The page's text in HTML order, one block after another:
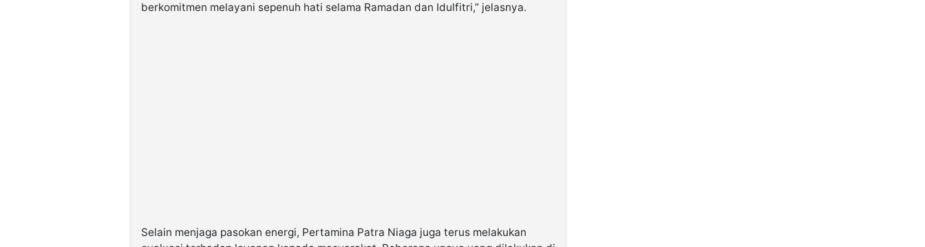
berkomitmen melayani sepenuh hati selama Ramadan dan Idulfitri,” jelasnya.
Selain menjaga pasokan energi, Pertamina Patra Niaga juga terus melakukan